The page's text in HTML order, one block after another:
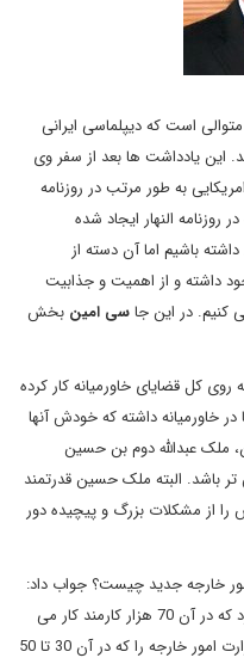
است که دیپلماسی ایرانی
این یادداشت ها بعد از سفر وی
به طور مرتب در روزنامه
روزنامه النهار ایجاد شده
باشیم اما آن دسته از
داشته و از اهمیت و جذابیت
کنیم. در این جاسی امین بخش
روی کل قضایای خاورمیانه کار کرده
خاورمیانه داشته که خودش آنها
ملک عبدالله دوم بن حسین
البته ملک حسین قدرتمند
از مشکلات بزرگ و پیچیده دور
خارجه جدید چیست؟ جواب داد:
«او شرکت نفتی «اکسون» را مدیریت می کرد که در آن 70 هزار کارمند کار می
کردند. برای همین به نظر من او می تواند وزارت امور خارجه را که در آن 30 تا 50